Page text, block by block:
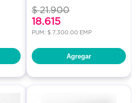
$ 21.900
18.615
PUM: $ 7,300.00 EMP
Agregar